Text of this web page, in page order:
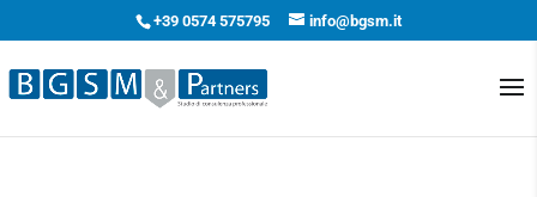
+39 0574 575795 info@bgsm.it